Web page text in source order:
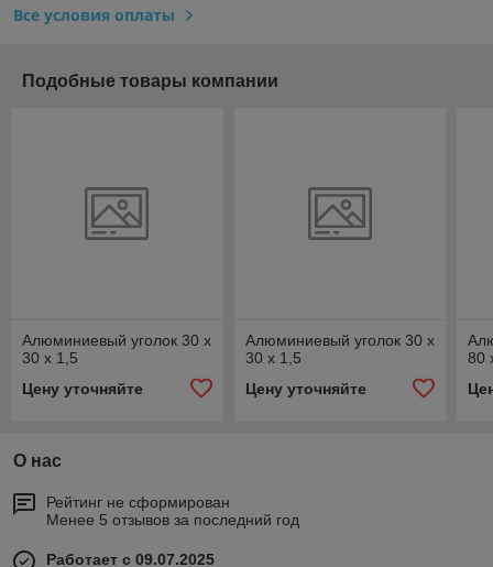
Все условия оплаты
Подобные товары компании
Алюминиевый уголок 30 x
30 x 1,5
Цену уточняйте
Алюминиевый уголок 30 x
30 x 1,5
Цену уточняйте
80
О нас
Рейтинг не сформирован
Менее 5 отзывов за последний год
Работает с 09.07.2025